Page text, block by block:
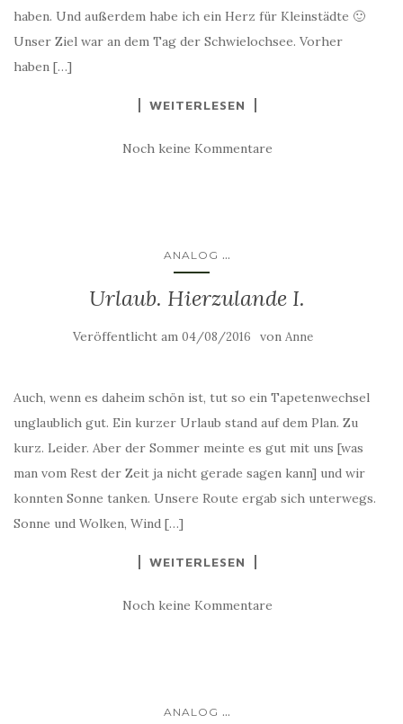
haben. Und außerdem habe ich ein Herz für Kleinstädte 🙂
Unser Ziel war an dem Tag der Schwielochsee. Vorher
haben […]
WEITERLESEN
Noch keine Kommentare
ANALOG ...
Urlaub. Hierzulande I.
Veröffentlicht am 04/08/2016 von Anne
Auch, wenn es daheim schön ist, tut so ein Tapetenwechsel
unglaublich gut. Ein kurzer Urlaub stand auf dem Plan. Zu
kurz. Leider. Aber der Sommer meinte es gut mit uns [was
man vom Rest der Zeit ja nicht gerade sagen kann] und wir
konnten Sonne tanken. Unsere Route ergab sich unterwegs.
Sonne und Wolken, Wind […]
WEITERLESEN
Noch keine Kommentare
ANALOG ...